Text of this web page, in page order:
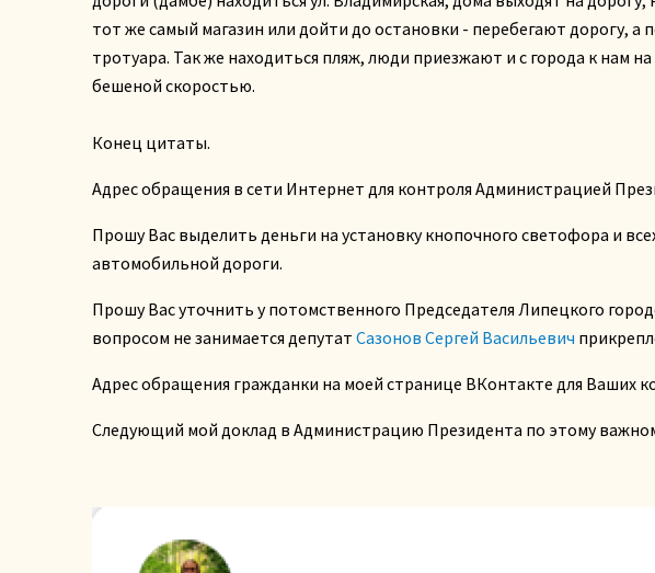
тот же самый магазин или дойти до остановки - перебегают дорогу,
тротуара. Так же находиться пляж, люди приезжают и с города к нам
бешеной скоростью.
Конец цитаты.
Адрес обращения в сети Интернет для контроля Администрацией
Прошу Вас выделить деньги на установку кнопочного светофора и
автомобильной дороги.
Прошу Вас уточнить у потомственного Председателя Липецкого
вопросом не занимается депутат Сазонов Сергей Васильевич
Адрес обращения гражданки на моей странице ВКонтакте для Ваших
Следующий мой доклад в Администрацию Президента по этому